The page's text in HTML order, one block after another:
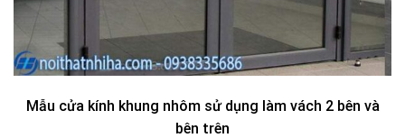
Mẫu cửa kính khung nhôm sử dụng làm vách 2 bên và
bên trên